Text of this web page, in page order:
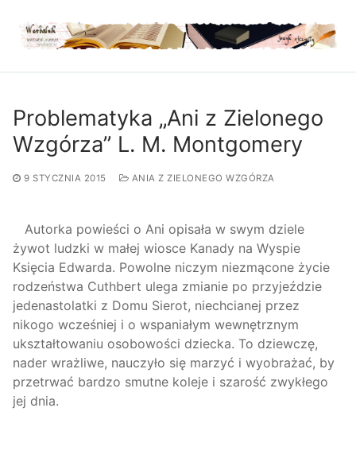
treści
Problematyka „Ani z Zielonego
Wzgórza” L. M. Montgomery
9 STYCZNIA 2015 ANIA Z ZIELONEGO WZGÓRZA
Autorka powieści o Ani opisała w swym dziele
żywot ludzki w małej wiosce Kanady na Wyspie
Księcia Edwarda. Powolne niczym niezmącone życie
rodzeństwa Cuthbert ulega zmianie po przyjeździe
jedenastolatki z Domu Sierot, niechcianej przez
nikogo wcześniej i o wspaniałym wewnętrznym
ukształtowaniu osobowości dziecka. To dziewczę,
nader wrażliwe, nauczyło się marzyć i wyobrażać, by
przetrwać bardzo smutne koleje i szarość zwykłego
jej dnia.